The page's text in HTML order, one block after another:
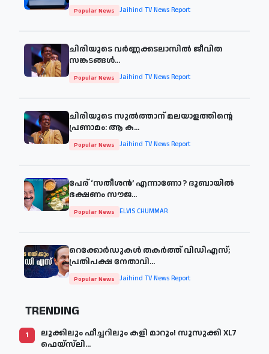
Popular News Jaihind TV News Report
ചിരിയുടെ വര്‍ണ്ണക്കടലാസില്‍ ജീവിത
സങ്കടങ്ങള്‍...
Popular News Jaihind TV News Report
ചിരിയുടെ സുൽത്താന് മലയാളത്തിന്റെ
പ്രണാമം: ആ ക...
Popular News Jaihind TV News Report
പേര് ‘സതീശന്‍’ എന്നാണോ ? ദുബായില്‍
ഭക്ഷണം സൗജ...
Popular News ELVIS CHUMMAR
റെക്കോർഡുകൾ തകർത്ത് വിഡിഎസ്;
പ്രതിപക്ഷ നേതാവി...
Popular News Jaihind TV News Report
TRENDING
1
ലുക്കിലും ഫീച്ചറിലും കളി മാറും! സുസുക്കി XL7
ഫെയ്‌സ്‌ലി...